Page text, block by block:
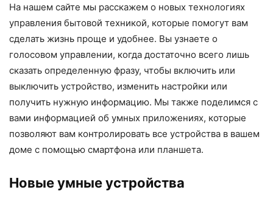
На нашем сайте мы расскажем о новых технологиях
управления бытовой техникой, которые помогут вам
сделать жизнь проще и удобнее. Вы узнаете о
голосовом управлении, когда достаточно всего лишь
сказать определенную фразу, чтобы включить или
выключить устройство, изменить настройки или
получить нужную информацию. Мы также поделимся с
вами информацией об умных приложениях, которые
позволяют вам контролировать все устройства в вашем
доме с помощью смартфона или планшета.
Новые умные устройства